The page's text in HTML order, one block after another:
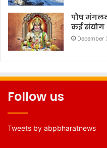
पौष
कई संयोग
December
Follow us
Tweets by abpbharatnews